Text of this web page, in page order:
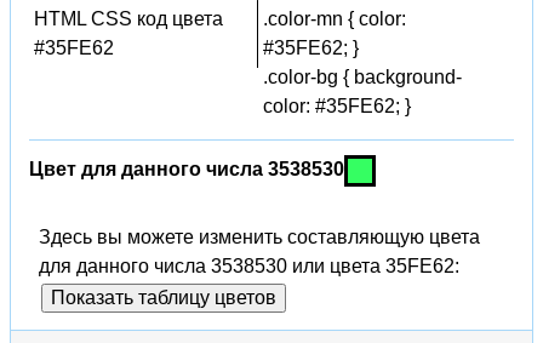
HTML CSS код цвета
#35FE62
.color-mn { color:
#35FE62; }
.color-bg { background-
color: #35FE62; }
Цвет для данного числа 3538530
Здесь вы можете изменить составляющую цвета
для данного числа 3538530 или цвета 35FE62:
Показать таблицу цветов